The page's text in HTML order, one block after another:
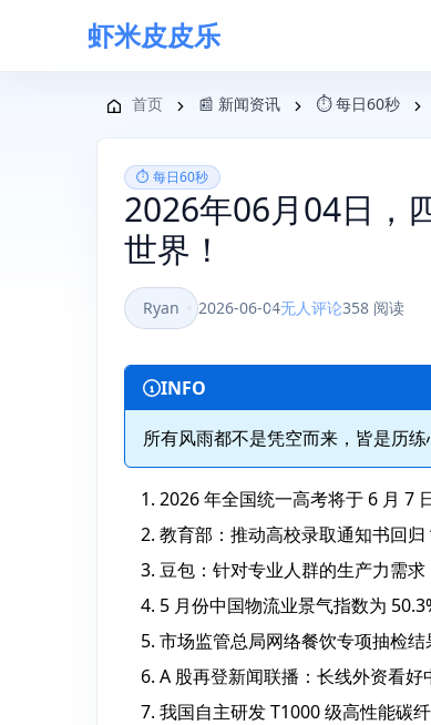
虾米皮皮乐
首页 📰 新闻资讯 ⏱️ 每日60秒
⏱️ 每日60秒
2026年06月04日，
世界！
Ryan 2026-06-04无人评论358 阅读
INFO
所有风雨都不是凭空而来，皆是历
2026 年全国统一高考将于 6 月 7
教育部：推动高校录取通知书回
豆包：针对专业人群的生产力需
5 月份中国物流业景气指数为
市场监管总局网络餐饮专项抽检
A 股再登新闻联播：长线外资看
我国自主研发 T1000 级高性能碳